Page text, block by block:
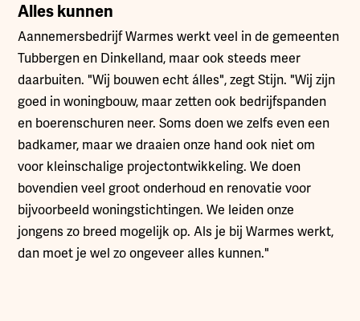
Alles kunnen
Aannemersbedrijf Warmes werkt veel in de gemeenten
Tubbergen en Dinkelland, maar ook steeds meer
daarbuiten. "Wij bouwen echt álles", zegt Stijn. "Wij zijn
goed in woningbouw, maar zetten ook bedrijfspanden
en boerenschuren neer. Soms doen we zelfs even een
badkamer, maar we draaien onze hand ook niet om
voor kleinschalige projectontwikkeling. We doen
bovendien veel groot onderhoud en renovatie voor
bijvoorbeeld woningstichtingen. We leiden onze
jongens zo breed mogelijk op. Als je bij Warmes werkt,
dan moet je wel zo ongeveer alles kunnen."